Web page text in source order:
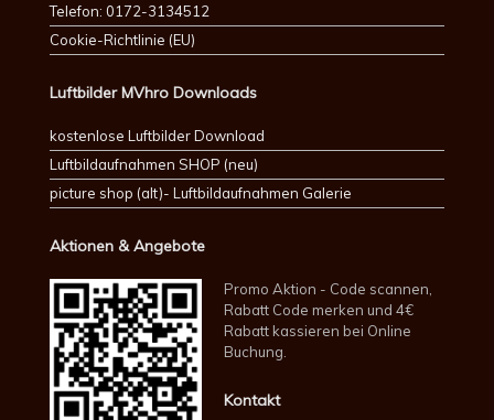
Telefon: 0172-3134512
Cookie-Richtlinie (EU)
Luftbilder MVhro Downloads
kostenlose Luftbilder Download
Luftbildaufnahmen SHOP (neu)
picture shop (alt)- Luftbildaufnahmen Galerie
Aktionen & Angebote
Promo Aktion - Code scannen,
Rabatt Code merken und 4€
Rabatt kassieren bei Online
Buchung.
Kontakt